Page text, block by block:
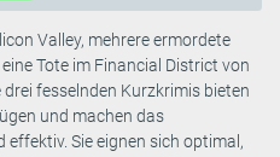
Valley, mehrere ermordete
Tote im Financial District von
drei fesselnden Kurzkrimis bieten
und machen das
Sie eignen sich optimal,